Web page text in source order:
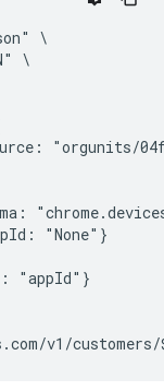
\
\
"orgunits/
"None"}
"appId"}